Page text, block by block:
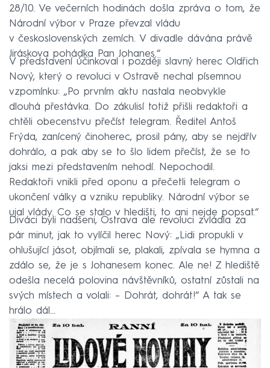
28/10. Ve večerních hodinách došla zpráva o tom, že
Národní výbor v Praze převzal vládu
v československých zemích. V divadle dávána právě
Jiráskova pohádka Pan Johanes.“
V představení účinkoval i později slavný herec Oldřich
Nový, který o revoluci v Ostravě nechal písemnou
vzpomínku: „Po prvním aktu nastala neobvykle
dlouhá přestávka. Do zákulisí totiž přišli redaktoři a
chtěli obecenstvu přečíst telegram. Ředitel Antoš
Frýda, zanícený činoherec, prosil pány, aby se nejdřív
dohrálo, a pak aby se to šlo lidem přečíst, že se to
jaksi mezi představením nehodí. Nepochodil.
Redaktoři vnikli před oponu a přečetli telegram o
ukončení války a vzniku republiky. Národní výbor se
ujal vlády. Co se stalo v hledišti, to ani nejde popsat.“
Diváci byli nadšeni, Ostrava ale revoluci zvládla za
pár minut, jak to vylíčil herec Nový: „Lidi propukli v
ohlušující jásot, objímali se, plakali, zpívala se hymna a
zdálo se, že je s Johanesem konec. Ale ne! Z hlediště
odešla necelá polovina návštěvníků, ostatní zůstali na
svých místech a volali: – Dohrát, dohrát!“ A tak se
hrálo dál...